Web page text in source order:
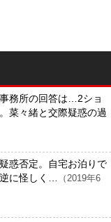
務所の回答は…2ショ
菜々緒と交際疑惑の過
惑否定。自宅お泊りで
に怪しく…
（2019年6